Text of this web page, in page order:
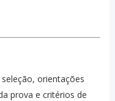
orientações
prova e critérios de